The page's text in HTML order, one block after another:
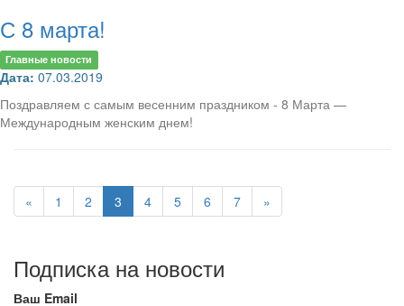
С 8 марта!
Главные новости
Дата: 07.03.2019
Поздравляем с самым весенним праздником - 8 Марта —
Международным женским днем!
« 1 2 3 4 5 6 7 »
Подписка на новости
Ваш Email